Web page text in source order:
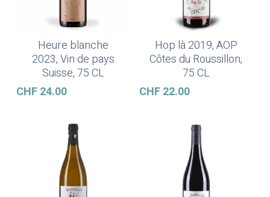
Lire La Suite
Heure blanche
2023, Vin de pays
Suisse, 75 CL
CHF24.00
Ajouter Au Panier
Hop là 2019, AOP
Côtes du Roussillon,
75 CL
CHF22.00